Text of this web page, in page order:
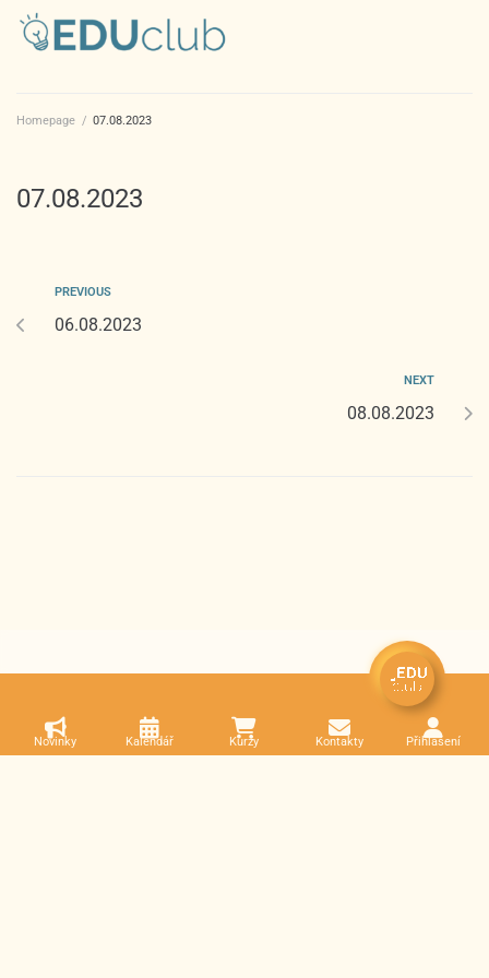
Homepage / 07.08.2023
07.08.2023
PREVIOUS
06.08.2023
NEXT
08.08.2023
Novinky Kalendář Kurzy Kontakty Přihlášení